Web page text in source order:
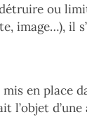
ou
image…), il
en place
l’objet